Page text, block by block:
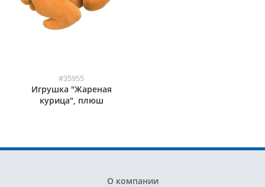
#35955
Игрушка "Жареная
курица", плюш
О компании